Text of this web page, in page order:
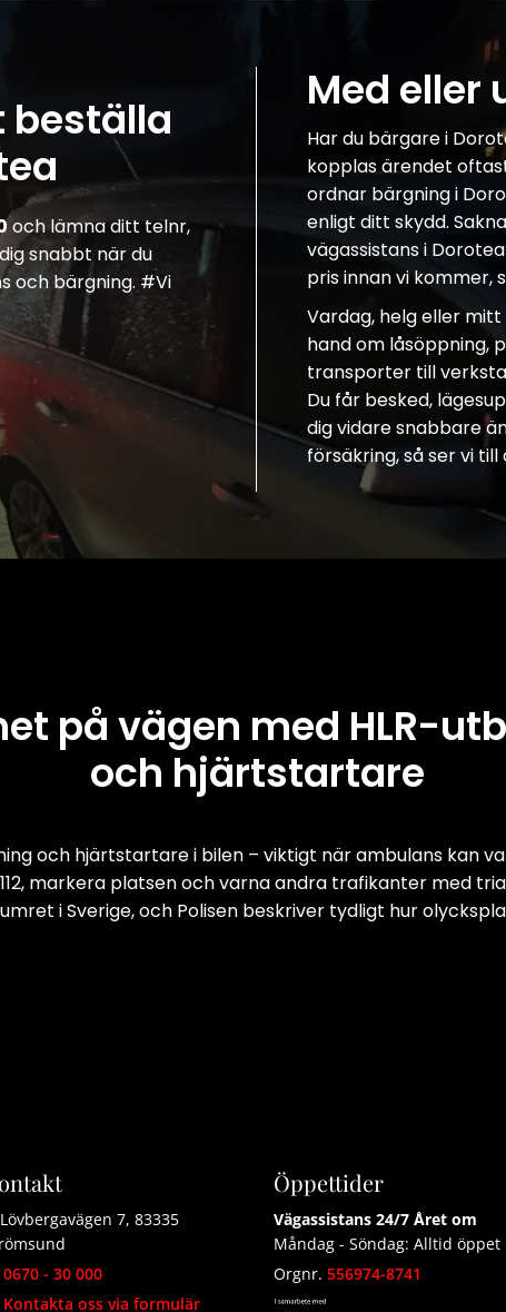
beställa
och lämna ditt telnr,
snabbt när du
och bärgning. #Vi
Med eller
Har du bärgare i
kopplas ärendet
ordnar bärgning i
enligt ditt skydd.
vägassistans i
pris innan vi kommer,
Vardag, helg eller
hand om låsöppning,
transporter till
Du får besked,
dig vidare snabbare
försäkring, så ser vi
på vägen med HLR-
och hjärtstartare
och hjärtstartare i bilen – viktigt när ambulans kan
markera platsen och varna andra trafikanter med
i Sverige, och Polisen beskriver tydligt hur
Lövbergavägen 7, 83335
0670 - 30 000
Kontakta oss via formulär
Öppettider
Vägassistans 24/7 Året om
Måndag - Söndag: Alltid öppet
Orgnr. 556974-8741